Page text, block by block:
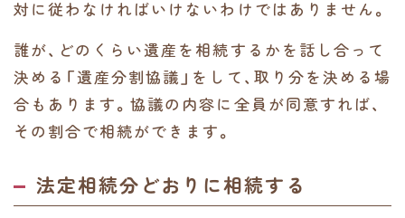
対に従わなければいけないわけではありません。
誰が、どのくらい遺産を相続するかを話し合って
決める「遺産分割協議」をして、取り分を決める場
合もあります。協議の内容に全員が同意すれば、
その割合で相続ができます。
法定相続分どおりに相続する